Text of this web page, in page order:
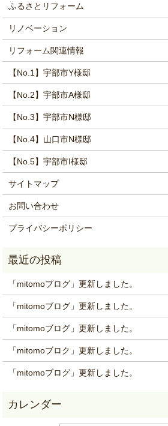
ふるさとリフォーム
リノベーション
リフォーム関連情報
【No.1】宇部市Y様邸
【No.2】宇部市A様邸
【No.3】宇部市N様邸
【No.4】山口市N様邸
【No.5】宇部市I様邸
サイトマップ
お問い合わせ
プライバシーポリシー
「mitomoブログ」更新しました。
「mitomoブログ」更新しました。
「mitomoブログ」更新しました。
「mitomoブロク」更新しました。
「mitomoブログ」更新しました。